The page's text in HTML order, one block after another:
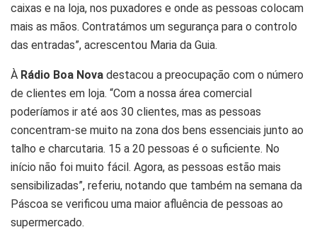
caixas e na loja, nos puxadores e onde as pessoas colocam
mais as mãos. Contratámos um segurança para o controlo
das entradas”, acrescentou Maria da Guia.
À Rádio Boa Nova destacou a preocupação com o número
de clientes em loja. “Com a nossa área comercial
poderíamos ir até aos 30 clientes, mas as pessoas
concentram-se muito na zona dos bens essenciais junto ao
talho e charcutaria. 15 a 20 pessoas é o suficiente. No
início não foi muito fácil. Agora, as pessoas estão mais
sensibilizadas”, referiu, notando que também na semana da
Páscoa se verificou uma maior afluência de pessoas ao
supermercado.